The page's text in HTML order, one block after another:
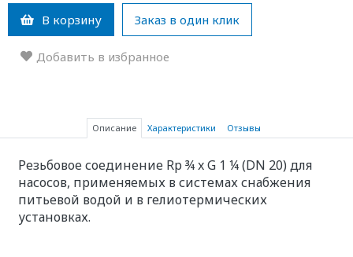
В корзину Заказ в один клик
Добавить в избранное
Описание Характеристики Отзывы
Резьбовое соединение Rp ¾ x G 1 ¼ (DN 20) для
насосов, применяемых в системах снабжения
питьевой водой и в гелиотермических
установках.